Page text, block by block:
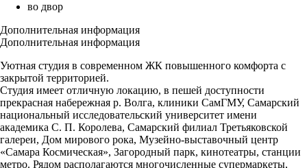
во двор
Дополнительная информация
Дополнительная информация
Уютная студия в современном ЖК повышенного комфорта с
закрытой территорией.
Студия имеет отличную локацию, в пешей доступности
прекрасная набережная р. Волга, клиники СамГМУ, Самарский
национальный исследовательский университет имени
академика С. П. Королева, Самарский филиал Третьяковской
галереи, Дом мирового рока, Музейно-выставочный центр
«Самара Космическая», Загородный парк, кинотеатры, станции
метро. Рядом располагаются многочисленные супермаркеты,